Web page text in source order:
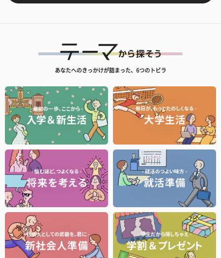
あなたへのきっかけが詰まった、6つのトビラ